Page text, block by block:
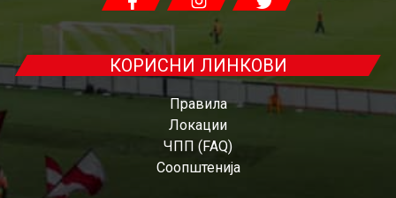
КОРИСНИ ЛИНКОВИ
Правила
Локации
ЧПП (FAQ)
Соопштенија